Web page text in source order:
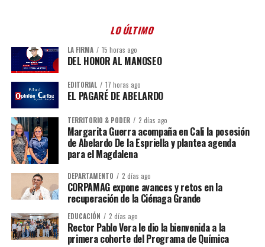
LO ÚLTIMO
LA FIRMA 15 horas ago
DEL HONOR AL MANOSEO
EDITORIAL 17 horas ago
EL PAGARÉ DE ABELARDO
TERRITORIO & PODER 2 días ago
Margarita Guerra acompaña en Cali la posesión
de Abelardo De la Espriella y plantea agenda
para el Magdalena
DEPARTAMENTO 2 días ago
CORPAMAG expone avances y retos en la
recuperación de la Ciénaga Grande
EDUCACIÓN 2 días ago
Rector Pablo Vera le dio la bienvenida a la
primera cohorte del Programa de Química